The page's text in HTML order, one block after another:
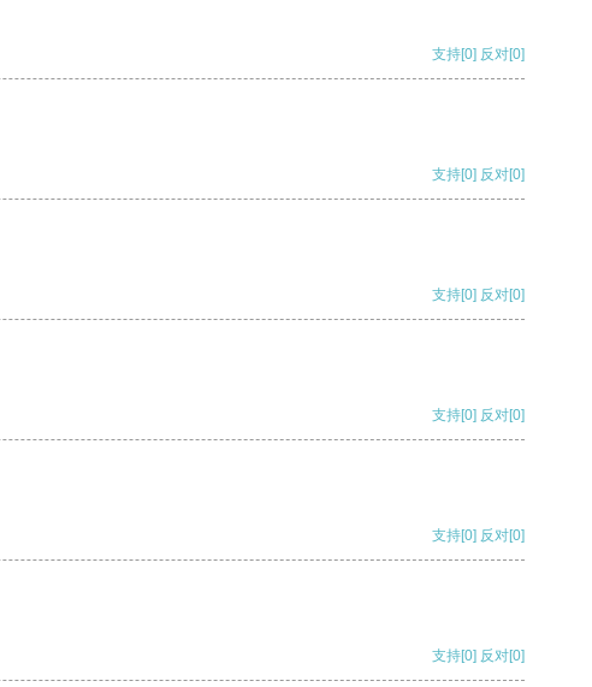
支持[0] 反对[0]
支持[0] 反对[0]
支持[0] 反对[0]
支持[0] 反对[0]
支持[0] 反对[0]
支持[0] 反对[0]